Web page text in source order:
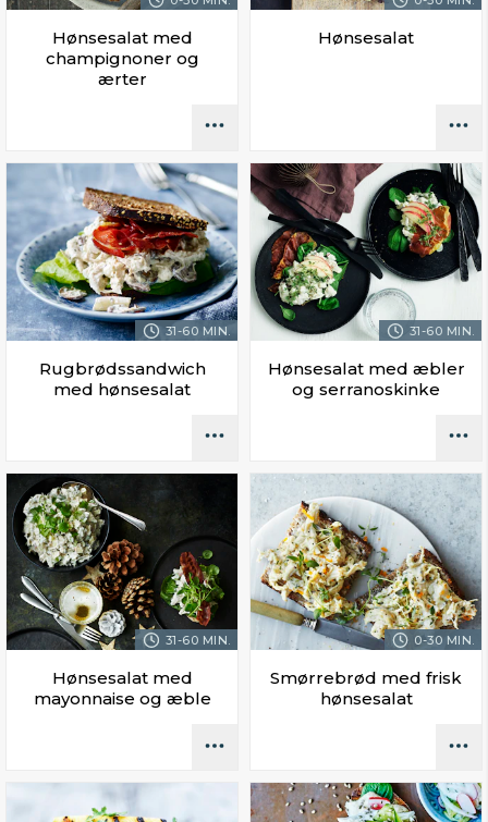
Hønsesalat med
champignoner og
ærter
Hønsesalat
31-60 MIN.
Rugbrødssandwich
med hønsesalat
31-60 MIN.
Hønsesalat med æbler
og serranoskinke
31-60 MIN.
Hønsesalat med
mayonnaise og æble
0-30 MIN.
Smørrebrød med frisk
hønsesalat